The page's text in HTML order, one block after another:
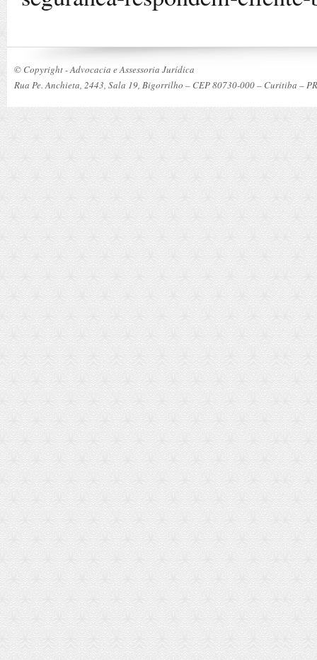
© Copyright - Advocacia e Assessoria Jurídica
Rua Pe. Anchieta, 2443, Sala 19, Bigorrilho – CEP 80730-000 – Curitiba – PR